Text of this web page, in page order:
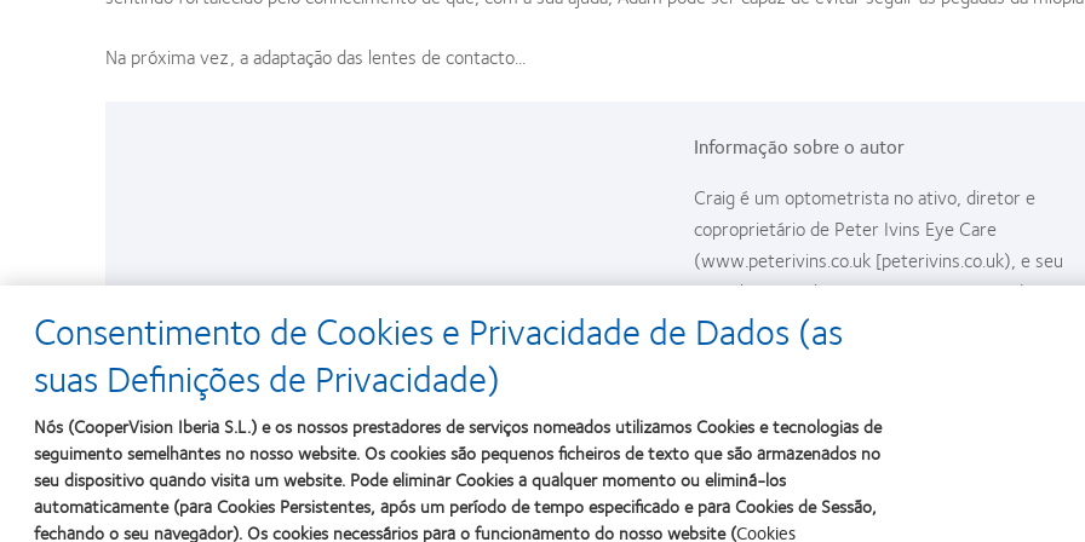
Na próxima vez, a adaptação das lentes de contacto...
Informação sobre o autor
Craig é um optometrista no ativo, diretor e
coproprietário de Peter Ivins Eye Care
(www.peterivins.co.uk [peterivins.co.uk), e seu
consultório ganhou um prémio em Bearsden,
Glasgow, Escócia. Craig lançou a primeira clínica de
tratamento de miopia da Escócia em 2013. É
dá numerosas palestras sobre a aplicação clínica de
estratégias de tratamento da miopia.
Consentimento de Cookies e Privacidade de Dados (as
suas Definições de Privacidade)
Nós (CooperVision Iberia S.L.) e os nossos prestadores de serviços nomeados utilizamos Cookies e tecnologias de
seguimento semelhantes no nosso website. Os cookies são pequenos ficheiros de texto que são armazenados no
seu dispositivo quando visita um website. Pode eliminar Cookies a qualquer momento ou eliminá-los
automaticamente (para Cookies Persistentes, após um período de tempo especificado e para Cookies de Sessão,
fechando o seu navegador). Os cookies necessários para o funcionamento do nosso website (Cookies